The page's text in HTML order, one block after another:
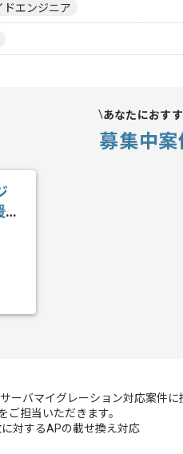
ドエンジニア
あなたにおす
募集中案
ーバマイグレーション対応案件に
ご担当いただきます。
対するAPの載せ換え対応